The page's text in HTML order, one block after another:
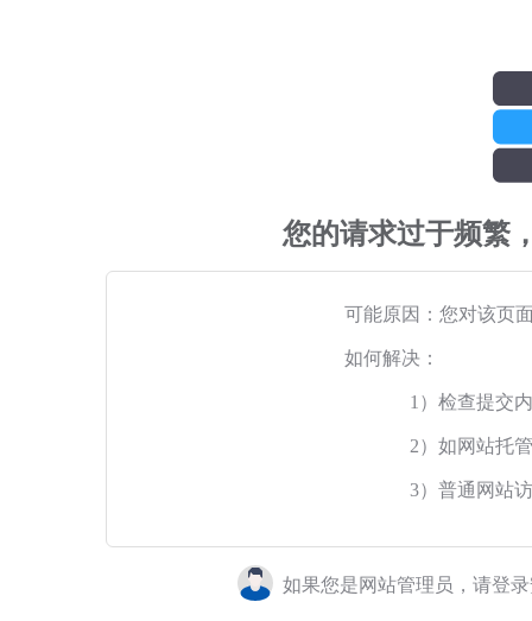
您的请求过于频繁
可能原因：您对该页
如何解决：
1）检查提交
2）如网站托
3）普通网站
如果您是网站管理员，请登